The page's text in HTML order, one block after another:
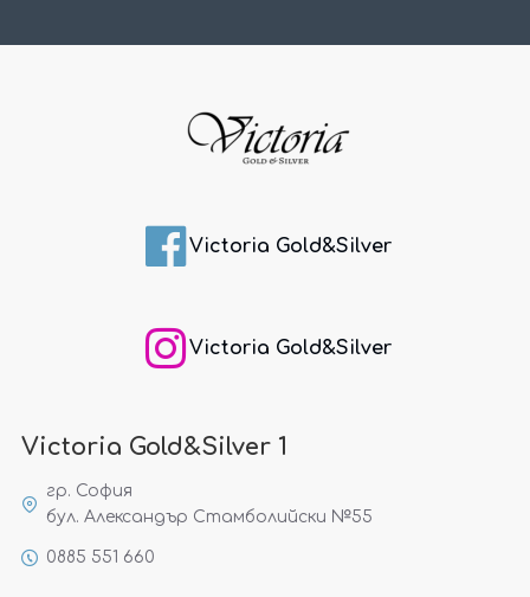
Victoria Gold&Silver
Victoria Gold&Silver
Victoria Gold&Silver 1
гр. София
бул. Александър Стамболийски №55
0885 551 660